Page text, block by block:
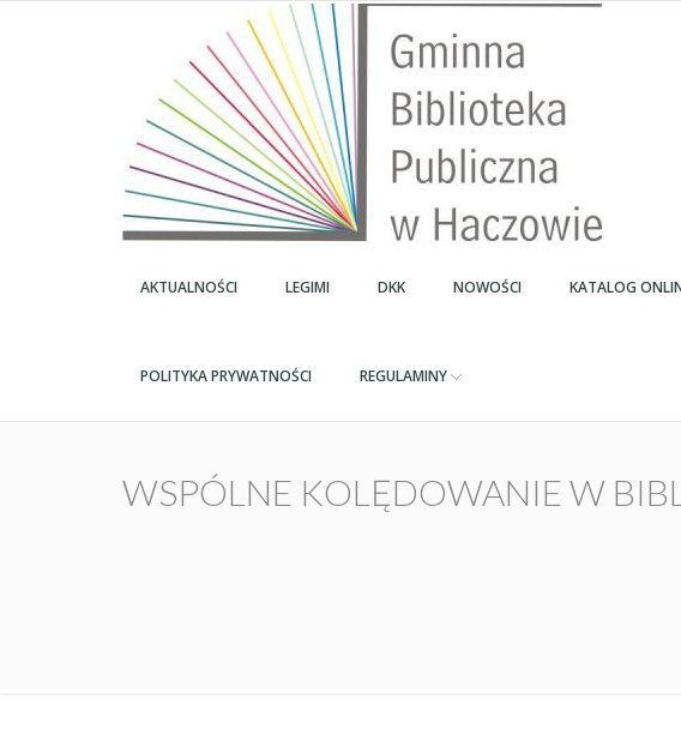
AKTUALNOŚCI LEGIMI DKK NOWOŚCI KATALOG
POLITYKA PRYWATNOŚCI REGULAMINY
WSPÓLNE KOLĘDOWANIE W